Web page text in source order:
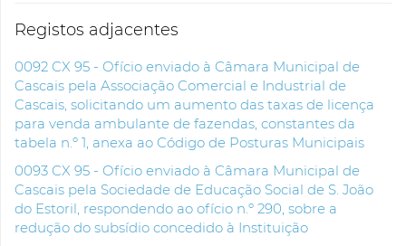
Registos adjacentes
0092 CX 95 - Ofício enviado à Câmara Municipal de
Cascais pela Associação Comercial e Industrial de
Cascais, solicitando um aumento das taxas de licença
para venda ambulante de fazendas, constantes da
tabela n.º 1, anexa ao Código de Posturas Municipais
0093 CX 95 - Ofício enviado à Câmara Municipal de
Cascais pela Sociedade de Educação Social de S. João
do Estoril, respondendo ao ofício n.º 290, sobre a
redução do subsídio concedido à Instituição